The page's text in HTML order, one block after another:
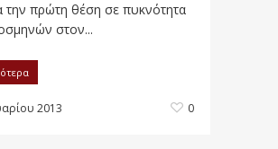
την πρώτη θέση σε πυκνότητα
στον...
2013 0